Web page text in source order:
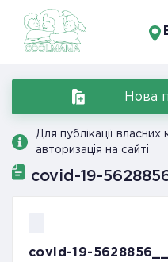
Нова
Для публікації власних
авторизація на сайті
covid-19-
covid-19-